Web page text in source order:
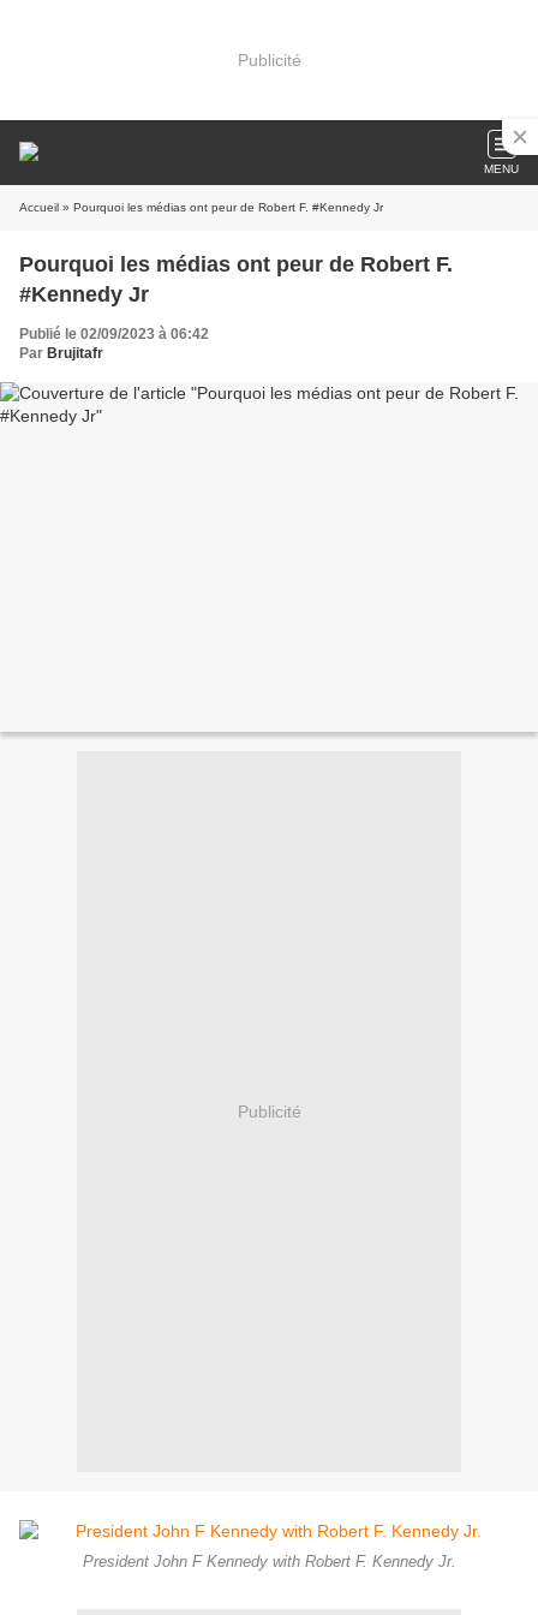
Publicité
MENU
Accueil » Pourquoi les médias ont peur de Robert F. #Kennedy Jr
Pourquoi les médias ont peur de Robert F.
#Kennedy Jr
Publié le 02/09/2023 à 06:42
Par Brujitafr
Publicité
President John F Kennedy with Robert F. Kennedy Jr.